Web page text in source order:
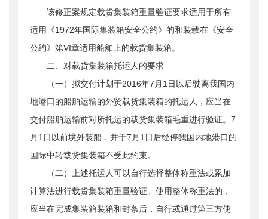
该修正案规定载货集装箱重量验证要求适用于所有
适用《1972年国际集装箱安全公约》的和装载在《安全
公约》第VI章适用船舶上的载货集装箱。
二、对载货集装箱托运人的要求
（一）拟交付计划于2016年7月1日以后驶离我国内
地港口的船舶运输的外贸载货集装箱的托运人，应当在
交付船舶运输前对所托运的载货集装箱毛重进行验证。7
月1日以前境外装船，并于7月1日后经停我国内地港口的
国际中转载货集装箱不受此约束。
（二）上述托运人可以自行选择整体称重法或累加
计算法进行载货集装箱重量验证。使用整体称重法的，
应当在完成集装箱装箱和封条后，自行或通过第三方使